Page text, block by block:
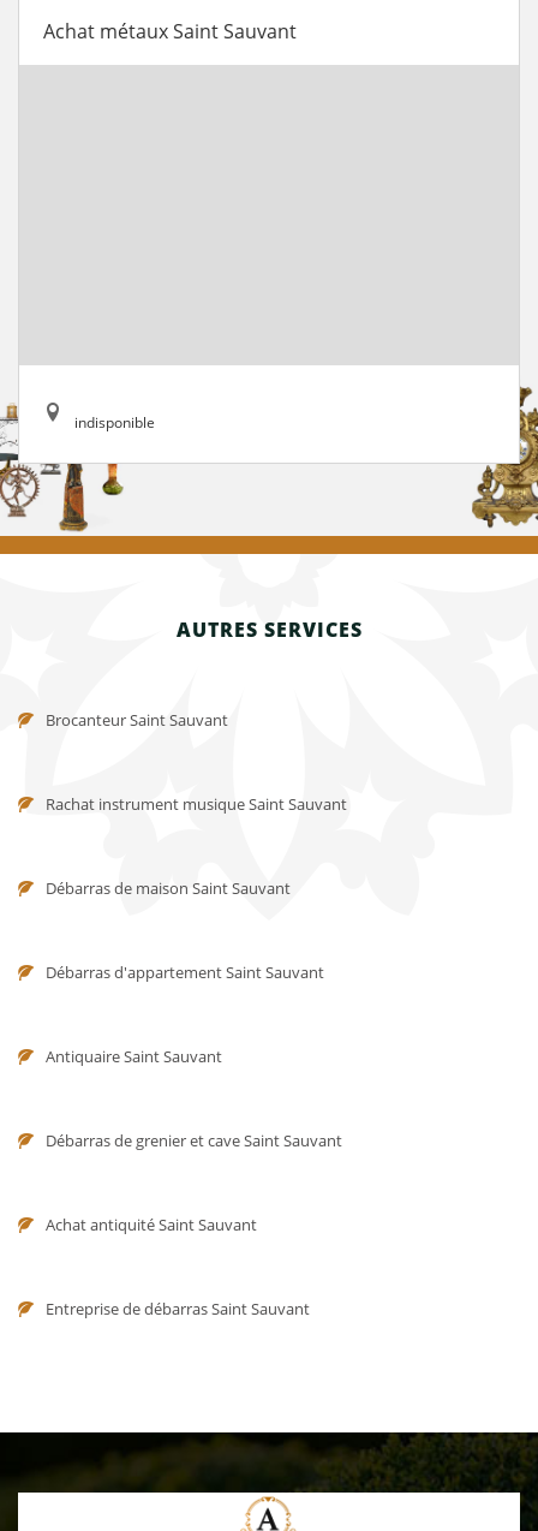
Achat métaux Saint Sauvant
indisponible
AUTRES SERVICES
Brocanteur Saint Sauvant
Rachat instrument musique Saint Sauvant
Débarras de maison Saint Sauvant
Débarras d'appartement Saint Sauvant
Antiquaire Saint Sauvant
Débarras de grenier et cave Saint Sauvant
Achat antiquité Saint Sauvant
Entreprise de débarras Saint Sauvant